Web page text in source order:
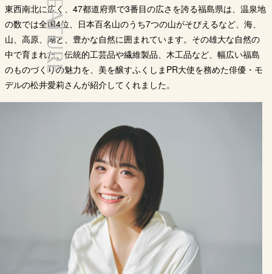
FEATURE
東西南北に広く、47都道府県で3番目の広さを誇る福島県は、温泉地
の数では全国4位、日本百名山のうち7つの山がそびえるなど、海、
山、高原、湖と、豊かな自然に囲まれています。その雄大な自然の
中で育まれた、伝統的工芸品や繊維製品、木工品など、幅広い福島
のものづくりの魅力を、美を醸すふくしまPR大使を務めた俳優・モ
デルの松井愛莉さんが紹介してくれました。